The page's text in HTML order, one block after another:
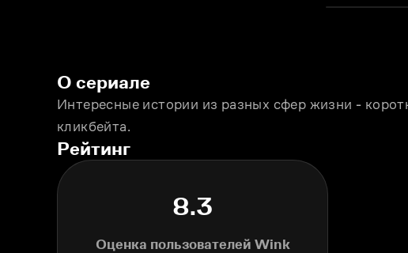
О сериале
Интересные истории из разных сфер жизни -
кликбейта.
Рейтинг
8.3
Оценка пользователей Wink